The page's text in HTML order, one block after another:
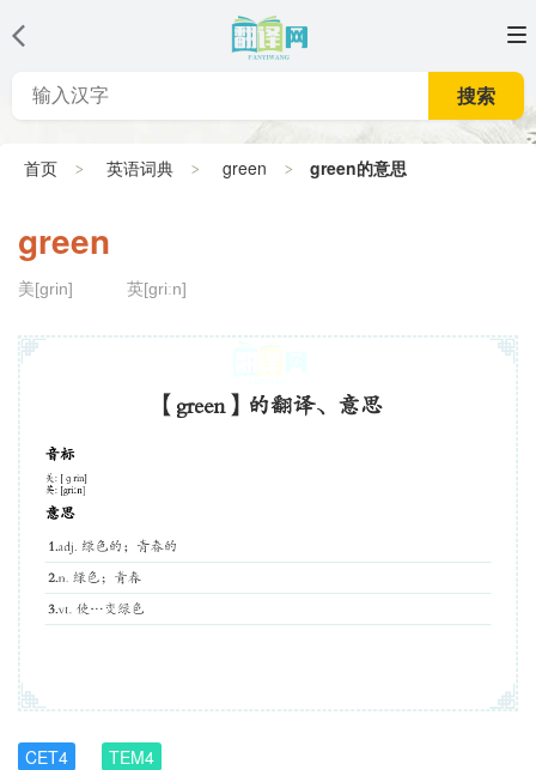
搜索
首页 英语词典 green green的意思
green
美[ɡrin] 英[griːn]
CET4 TEM4